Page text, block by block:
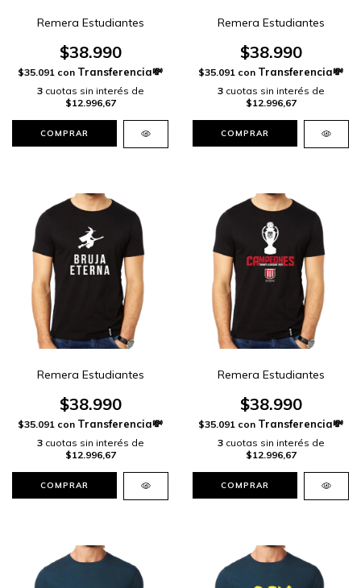
Remera Estudiantes
$38.990
$35.091 con
3 cuotas sin interés de
$12.996,67
COMPRAR
Remera Estudiantes
$38.990
$35.091 con
3 cuotas sin interés de
$12.996,67
COMPRAR
Remera Estudiantes
$38.990
$35.091 con
3 cuotas sin interés de
$12.996,67
COMPRAR
Remera Estudiantes
$38.990
$35.091 con
3 cuotas sin interés de
$12.996,67
COMPRAR